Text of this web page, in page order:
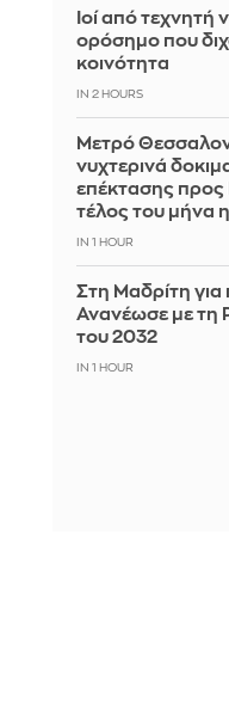
Ιοί από τεχνητή
ορόσημο που
κοινότητα
IN 2 HOURS
Μετρό
νυχτερινά
επέκτασης προς
τέλος του μήνα
IN 1 HOUR
Στη Μαδρίτη για
Ανανέωσε με τη
του 2032
IN 1 HOUR